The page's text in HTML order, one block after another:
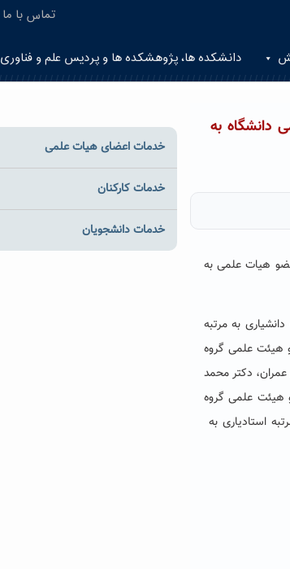
تماس با ما
دانشکده ها، پژوهشکده ها و پردیس علم و فناوری
دانشگاه به
هیات علمی به
به مرتبه
هیئت علمی گروه
دکتر محمد
هیئت علمی گروه
استادیاری به
خدمات اعضای هیات علمی
خدمات کارکنان
خدمات دانشجویان